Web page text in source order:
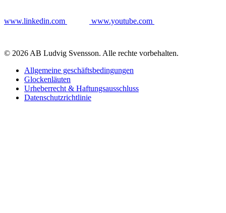
www.linkedin.com www.youtube.com
© 2026 AB Ludvig Svensson. Alle rechte vorbehalten.
Allgemeine geschäftsbedingungen
Glockenläuten
Urheberrecht & Haftungsausschluss
Datenschutzrichtlinie